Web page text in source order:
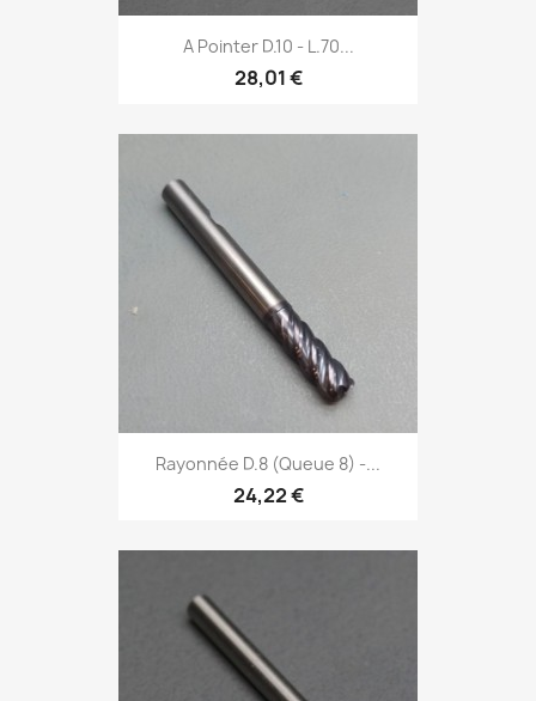
A Pointer D.10 - L.70...
28,01 €
Rayonnée D.8 (Queue 8) -...
24,22 €